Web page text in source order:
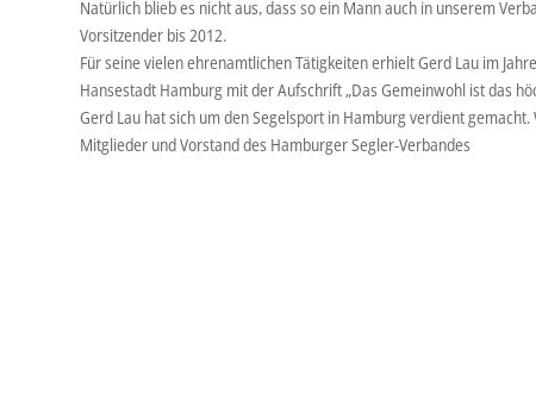
Natürlich blieb es nicht aus, dass so ein Mann auch in unserem
Vorsitzender bis 2012.
Für seine vielen ehrenamtlichen Tätigkeiten erhielt Gerd Lau im
Hansestadt Hamburg mit der Aufschrift „Das Gemeinwohl ist das
Gerd Lau hat sich um den Segelsport in Hamburg verdient
Mitglieder und Vorstand des Hamburger Segler-Verbandes